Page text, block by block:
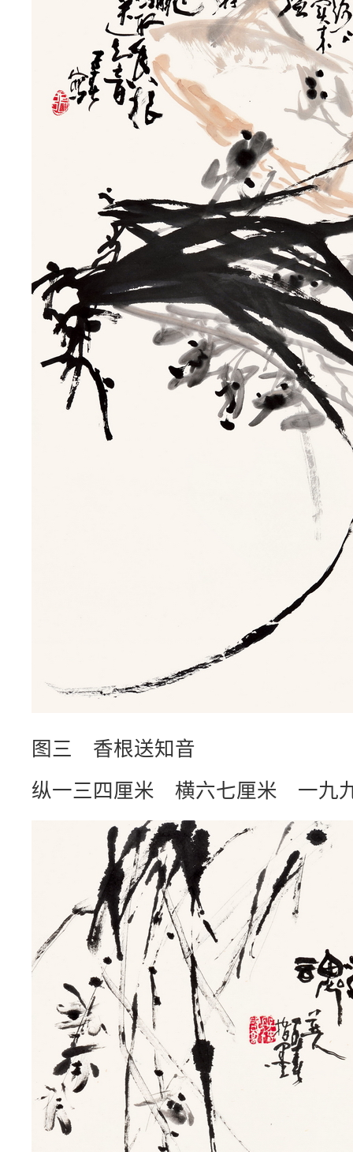
图三 香根送知音
纵一三四厘米 横六七厘米 一九